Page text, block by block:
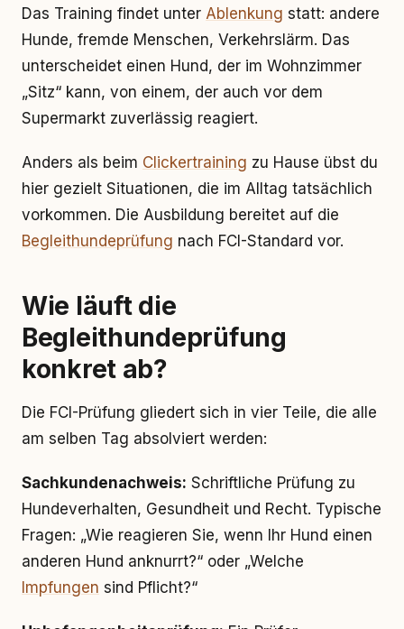
Das Training findet unter Ablenkung statt: andere
Hunde, fremde Menschen, Verkehrslärm. Das
unterscheidet einen Hund, der im Wohnzimmer
„Sitz“ kann, von einem, der auch vor dem
Supermarkt zuverlässig reagiert.
Anders als beim Clickertraining zu Hause übst du
hier gezielt Situationen, die im Alltag tatsächlich
vorkommen. Die Ausbildung bereitet auf die
Begleithundeprüfung nach FCI-Standard vor.
Wie läuft die
Begleithundeprüfung
konkret ab?
Die FCI-Prüfung gliedert sich in vier Teile, die alle
am selben Tag absolviert werden:
Sachkundenachweis: Schriftliche Prüfung zu
Hundeverhalten, Gesundheit und Recht. Typische
Fragen: „Wie reagieren Sie, wenn Ihr Hund einen
anderen Hund anknurrt?“ oder „Welche
Impfungen sind Pflicht?“